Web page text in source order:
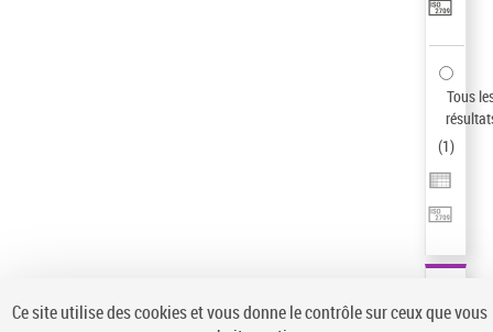
Tous
(1)
Ce site utilise des cookies et vous donne le contrôle sur ceux que vous